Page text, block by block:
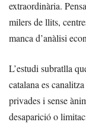
extraordinària.
milers de llits,
manca d’anàlisi
L’estudi subratlla
catalana es
privades i sense
desaparició o